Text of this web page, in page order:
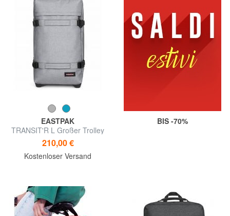
EASTPAK
TRANSIT'R L Großer Trolley
210,00 €
Kostenloser Versand
BIS -70%